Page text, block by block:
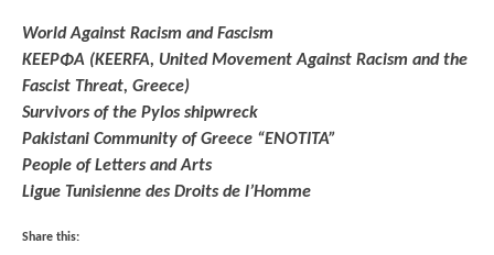
World Against Racism and Fascism
ΚΕΕΡΦΑ (KEERFA, United Movement Against Racism and the
Fascist Threat, Greece)
Survivors of the Pylos shipwreck
Pakistani Community of Greece “ENOTITA”
People of Letters and Arts
Ligue Tunisienne des Droits de l’Homme
Share this: